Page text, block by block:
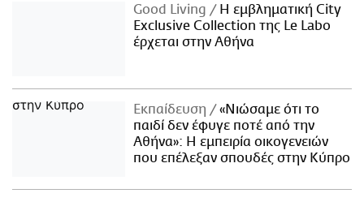
Good Living
Η εμβληματική City
Exclusive Collection της Le Labo
έρχεται στην Αθήνα
Εκπαίδευση
«Νιώσαμε ότι το
παιδί δεν έφυγε ποτέ από την
Αθήνα»: Η εμπειρία οικογενειών
που επέλεξαν σπουδές στην Κύπρο